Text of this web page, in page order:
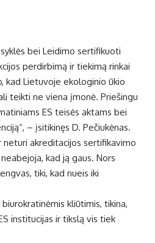
bei Leidimo sertifikuoti
perdirbimą ir tiekimą rinkai
kad Lietuvoje ekologinio ūkio
teikti ne viena įmonė. Priešingu
ES teisės aktams bei
– įsitikinęs D. Pečiukėnas.
neturi akreditacijos sertifikavimo
kad ją gaus. Nors
tiki, kad nueis iki
kliūtimis, tikina,
institucijas ir tikslą vis tiek